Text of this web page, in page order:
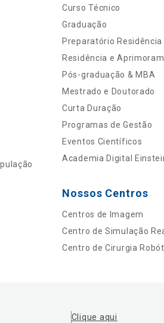
Curso Técnico
Graduação
Preparatório Residência
Residência e
Pós-graduação & MBA
Mestrado e Doutorado
Curta Duração
Programas de Gestão
Eventos Científicos
Academia Digital
Nossos Centros
Centros de Imagem
Centro de Simulação
Centro de Cirurgia
Clique aqui